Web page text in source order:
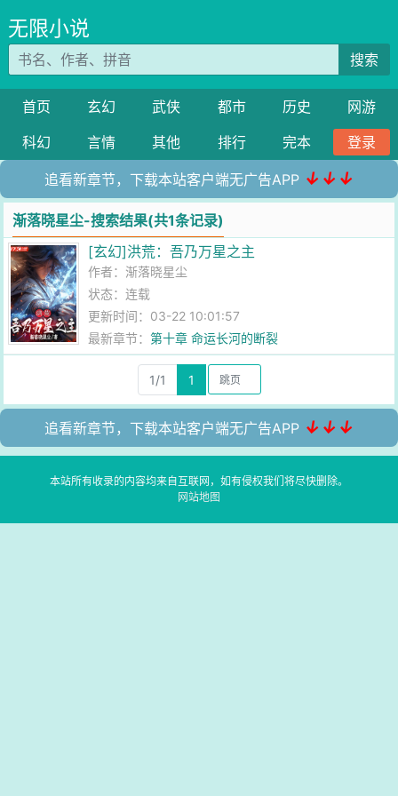
无限小说
搜索
首页 玄幻 武侠 都市 历史
网游
科幻
言情 其他 排行 完本 登录
追看新章节，下载本站客户端无广告APP ↓↓↓
渐落晓星尘-搜索结果(共1条记录)
[玄幻]洪荒：吾乃万星之主
作者： 渐落晓星尘
状态：连载
更新时间：03-22 10:01:57
最新章节：第十章 命运长河的断裂
1/1 1
追看新章节，下载本站客户端无广告APP ↓↓↓
本站所有收录的内容均来自互联网，如有侵权我们将尽快删除。
网站地图